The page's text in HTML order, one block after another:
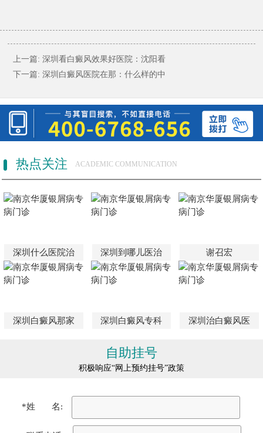
上一篇: 深圳看白癜风效果好医院：沈阳看
下一篇: 深圳白癜风医院在那：什么样的中
热点关注 ACADEMIC COMMUNICATION
深圳什么医院治 深圳到哪儿医治 谢召宏
深圳白癜风那家 深圳白癜风专科 深圳治白癜风医
自助挂号
积极响应“网上预约挂号”政策
*姓 名: